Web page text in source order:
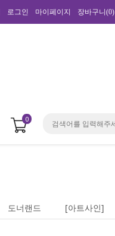
로그인 마이페이지 장바구니(0)
0
도너랜드 [아트사인]